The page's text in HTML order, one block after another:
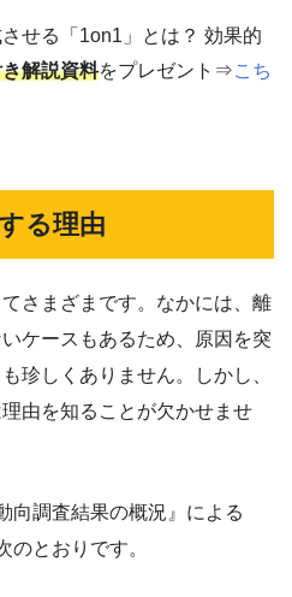
せる「1on1」とは？ 効果的
解説資料をプレゼント⇒こち
る理由
さまざまです。なかには、離
ケースもあるため、原因を突
珍しくありません。しかし、
由を知ることが欠かせませ
向調査結果の概況』による
のとおりです。